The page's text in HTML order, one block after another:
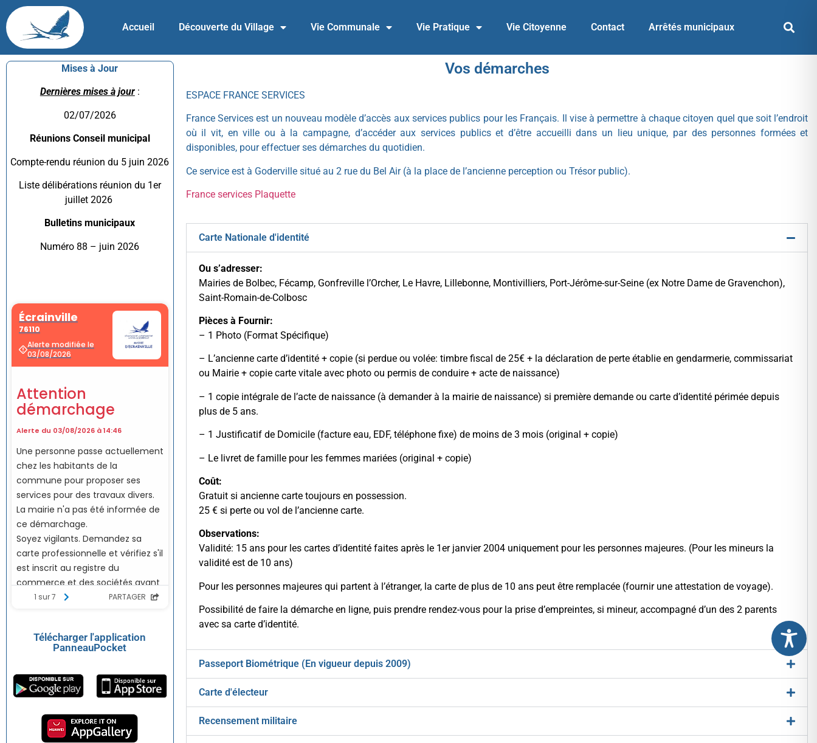
Accueil Découverte du Village Vie Communale Vie Pratique Vie Citoyenne Contact Arrêtés municipaux
Mises à Jour
Dernières mises à jour:
02/07/2026
Réunions Conseil municipal
Compte-rendu réunion du 5 juin 2026
Liste délibérations réunion du 1er
juillet 2026
Bulletins municipaux
Numéro 88 – juin 2026
Télécharger l'application
PanneauPocket
Vos démarches
ESPACE FRANCE SERVICES
France Services est un nouveau modèle d’accès aux services publics pour les Français. Il vise à permettre à chaque citoyen quel que soit l’endroit
où il vit, en ville ou à la campagne, d’accéder aux services publics et d’être accueilli dans un lieu unique, par des personnes formées et
disponibles, pour effectuer ses démarches du quotidien.
Ce service est à Goderville situé au 2 rue du Bel Air (à la place de l’ancienne perception ou Trésor public).
France services Plaquette
Carte Nationale d'identité
Ou s’adresser:
Mairies de Bolbec, Fécamp, Gonfreville l’Orcher, Le Havre, Lillebonne, Montivilliers, Port-Jérôme-sur-Seine (ex Notre Dame de Gravenchon),
Saint-Romain-de-Colbosc
Pièces à Fournir:
– 1 Photo (Format Spécifique)
– L’ancienne carte d’identité + copie (si perdue ou volée: timbre fiscal de 25€ + la déclaration de perte établie en gendarmerie, commissariat
ou Mairie + copie carte vitale avec photo ou permis de conduire + acte de naissance)
– 1 copie intégrale de l’acte de naissance (à demander à la mairie de naissance) si première demande ou carte d’identité périmée depuis
plus de 5 ans.
– 1 Justificatif de Domicile (facture eau, EDF, téléphone fixe) de moins de 3 mois (original + copie)
– Le livret de famille pour les femmes mariées (original + copie)
Coût:
Gratuit si ancienne carte toujours en possession.
25 € si perte ou vol de l’ancienne carte.
Observations:
Validité: 15 ans pour les cartes d’identité faites après le 1er janvier 2004 uniquement pour les personnes majeures. (Pour les mineurs la
validité est de 10 ans)
Pour les personnes majeures qui partent à l’étranger, la carte de plus de 10 ans peut être remplacée (fournir une attestation de voyage).
Possibilité de faire la démarche en ligne, puis prendre rendez-vous pour la prise d’empreintes, si mineur, accompagné d’un des 2 parents
avec sa carte d’identité.
Passeport Biométrique (En vigueur depuis 2009)
Carte d'électeur
Recensement militaire